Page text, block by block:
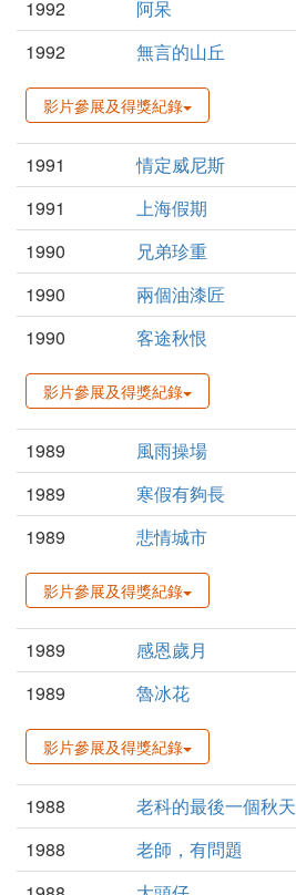
1992
阿呆
1992
無言的山丘
影片參展及得獎紀錄
1991
情定威尼斯
1991
上海假期
1990
兄弟珍重
1990
兩個油漆匠
1990
客途秋恨
影片參展及得獎紀錄
1989
風雨操場
1989
寒假有夠長
1989
悲情城市
影片參展及得獎紀錄
1989
感恩歲月
1989
魯冰花
影片參展及得獎紀錄
1988
老科的最後一個秋天
1988
老師，有問題